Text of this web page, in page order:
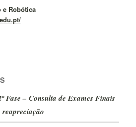
e Robótica
Fase – Consulta de Exames Finais
reapreciação